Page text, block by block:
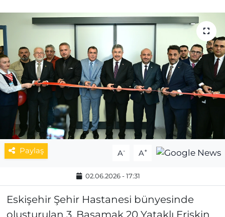
Paylaş A- A+
02.06.2026 - 17:31
Eskişehir Şehir Hastanesi bünyesinde
MAGAZİN
ESKİŞEHİRSPOR